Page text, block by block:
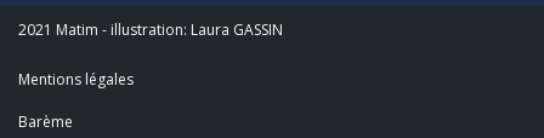
2021 Matim - illustration: Laura GASSIN
Mentions légales
Barème